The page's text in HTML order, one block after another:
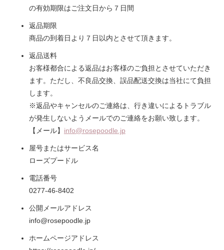
の有効期限はご注文日から７日間
返品期限
商品の到着日より７日以内とさせて頂きます。
返品送料
お客様都合による返品はお客様のご負担とさせていただき
ます。ただし、不良品交換、誤品配送交換は当社にて負担
します。
※返品やキャンセルのご連絡は、行き違いによるトラブル
が発生しないようメールでのご連絡をお願い致します。
【メール】 info@rosepoodle.jp
屋号またはサービス名
ローズプードル
電話番号
0277-46-8402
公開メールアドレス
info@rosepoodle.jp
ホームページアドレス